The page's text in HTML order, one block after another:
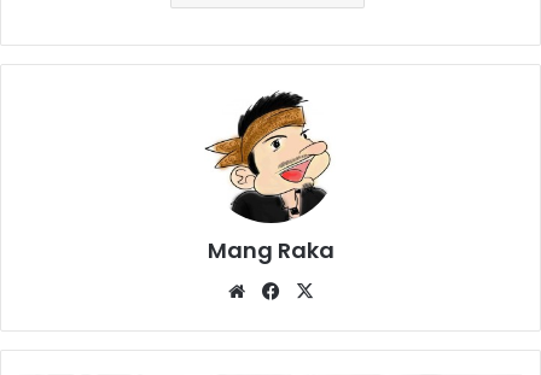
Mang Raka
WebsiteFacebook